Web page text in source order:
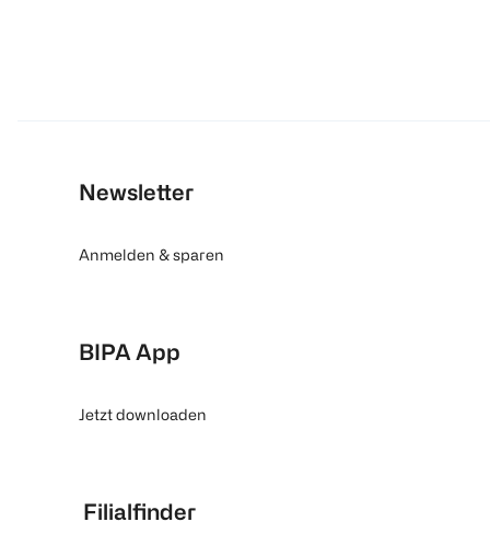
Newsletter
Anmelden & sparen
BIPA App
Jetzt downloaden
Filialfinder